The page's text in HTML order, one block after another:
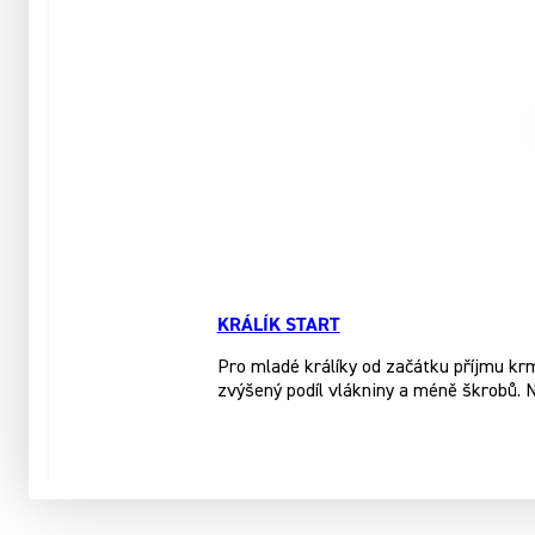
KRÁLÍK START
Pro mladé králíky od začátku příjmu
zvýšený podíl vlákniny a méně škrobů.